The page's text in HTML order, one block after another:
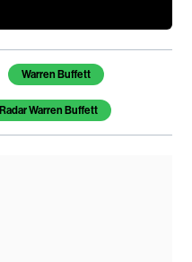
Warren Buffett
Radar Warren Buffett